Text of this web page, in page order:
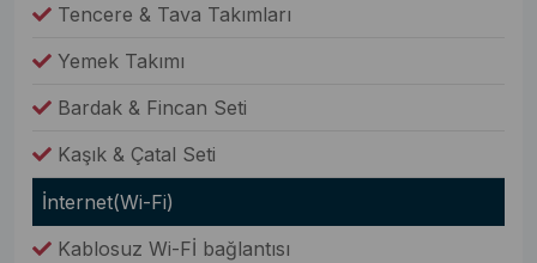
Tencere & Tava Takımları
Yemek Takımı
Bardak & Fincan Seti
Kaşık & Çatal Seti
İnternet(Wi-Fi)
Kablosuz Wi-Fİ bağlantısı